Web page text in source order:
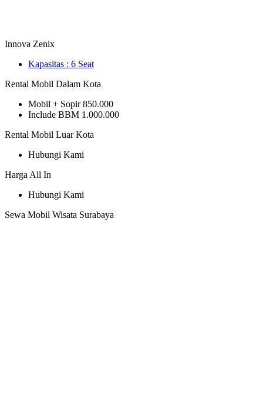
Innova Zenix
Kapasitas : 6 Seat
Rental Mobil Dalam Kota
Mobil + Sopir850.000
Include BBM 1.000.000
Rental Mobil Luar Kota
Hubungi Kami
Harga All In
Hubungi Kami
Sewa Mobil Wisata Surabaya